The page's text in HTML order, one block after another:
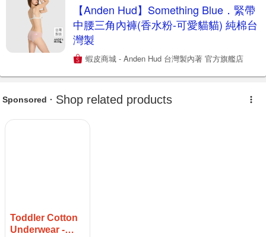
【Anden Hud】Something Blue．緊帶
中腰三角內褲(香水粉-可愛貓貓) 純棉台
灣製
蝦皮商城 - Anden Hud 台灣製內著 官方旗艦店